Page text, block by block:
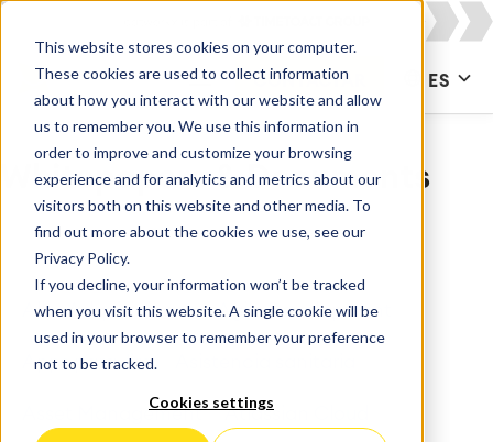
This website stores cookies on your computer.
These cookies are used to collect information
about how you interact with our website and allow
us to remember you. We use this information in
order to improve and customize your browsing
experience and for analytics and metrics about our
visitors both on this website and other media. To
find out more about the cookies we use, see our
Privacy Policy.
If you decline, your information won’t be tracked
when you visit this website. A single cookie will be
used in your browser to remember your preference
not to be tracked.
Cookies settings
CONTACTAR ES
Whitepapers & Documents
All Adquisiciones Agile Development
Apps para Jira
Asset Management Atlassian Cloud